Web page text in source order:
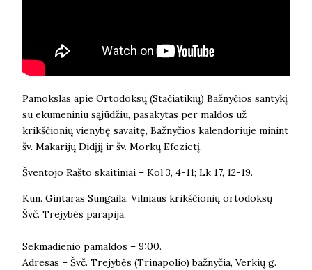
Pamokslas apie Ortodoksų (Stačiatikių) Bažnyčios santykį
su ekumeniniu sąjūdžiu, pasakytas per maldos už
krikščionių vienybę savaitę, Bažnyčios kalendoriuje minint
šv. Makarijų Didįjį ir šv. Morkų Efezietį.
Šventojo Rašto skaitiniai – Kol 3, 4-11; Lk 17, 12-19.
Kun. Gintaras Sungaila, Vilniaus krikščionių ortodoksų
Švč. Trejybės parapija.
Sekmadienio pamaldos – 9:00.
Adresas – Švč. Trejybės (Trinapolio) bažnyčia, Verkių g.